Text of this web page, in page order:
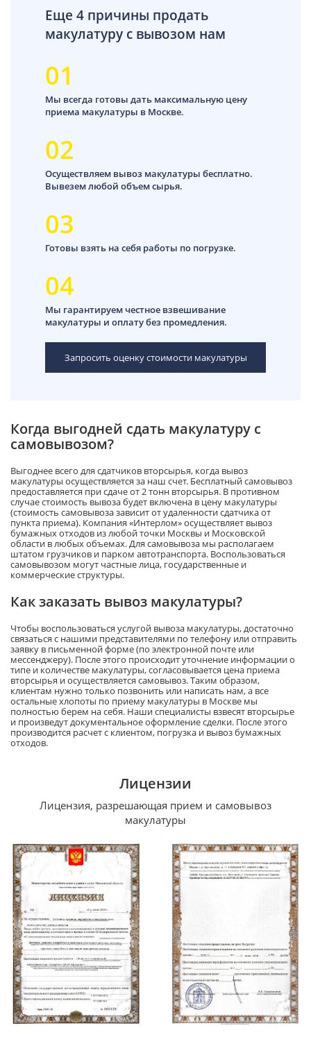
Еще 4 причины продать
макулатуру с вывозом нам
01
Мы всегда готовы дать максимальную цену
приема макулатуры в Москве.
02
Осуществляем вывоз макулатуры бесплатно.
Вывезем любой объем сырья.
03
Готовы взять на себя работы по погрузке.
04
Мы гарантируем честное взвешивание
макулатуры и оплату без промедления.
Запросить оценку стоимости макулатуры
Когда выгодней сдать макулатуру с
самовывозом?
Выгоднее всего для сдатчиков вторсырья, когда вывоз
макулатуры осуществляется за наш счет. Бесплатный самовывоз
предоставляется при сдаче от 2 тонн вторсырья. В противном
случае стоимость вывоза будет включена в цену макулатуры
(стоимость самовывоза зависит от удаленности сдатчика от
пункта приема). Компания «Интерлом» осуществляет вывоз
бумажных отходов из любой точки Москвы и Московской
области в любых объемах. Для самовывоза мы располагаем
штатом грузчиков и парком автотранспорта. Воспользоваться
самовывозом могут частные лица, государственные и
коммерческие структуры.
Как заказать вывоз макулатуры?
Чтобы воспользоваться услугой вывоза макулатуры, достаточно
связаться с нашими представителями по телефону или отправить
заявку в письменной форме (по электронной почте или
мессенджеру). После этого происходит уточнение информации о
типе и количестве макулатуры, согласовывается цена приема
вторсырья и осуществляется самовывоз. Таким образом,
клиентам нужно только позвонить или написать нам, а все
остальные хлопоты по приему макулатуры в Москве мы
полностью берем на себя. Наши специалисты взвесят вторсырье
и произведут документальное оформление сделки. После этого
производится расчет с клиентом, погрузка и вывоз бумажных
отходов.
Лицензии
Лицензия, разрешающая прием и самовывоз
макулатуры